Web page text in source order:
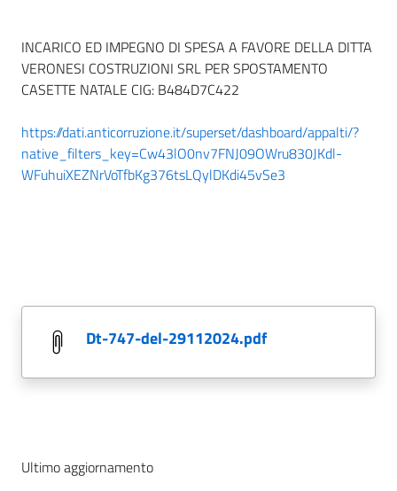
INCARICO ED IMPEGNO DI SPESA A FAVORE DELLA DITTA
VERONESI COSTRUZIONI SRL PER SPOSTAMENTO
CASETTE NATALE CIG: B484D7C422
https://dati.anticorruzione.it/superset/dashboard/appalti/?
native_filters_key=Cw43lO0nv7FNJ09OWru830JKdl-
WFuhuiXEZNrVoTfbKg376tsLQylDKdi45vSe3
dt-747-del-29112024.pdf
Ultimo aggiornamento